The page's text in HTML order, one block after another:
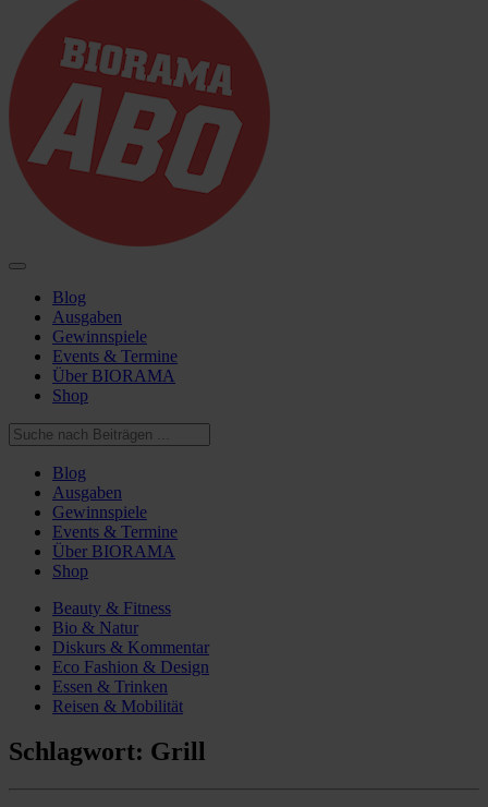
Blog
Ausgaben
Gewinnspiele
Events & Termine
Über BIORAMA
Shop
Blog
Ausgaben
Gewinnspiele
Events & Termine
Über BIORAMA
Shop
Beauty & Fitness
Bio & Natur
Diskurs & Kommentar
Eco Fashion & Design
Essen & Trinken
Reisen & Mobilität
Schlagwort: Grill